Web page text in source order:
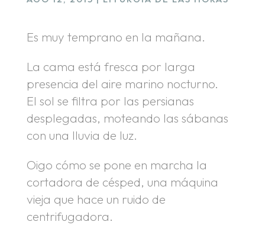
Es muy temprano en la mañana.
La cama está fresca por larga
presencia del aire marino nocturno.
El sol se filtra por las persianas
desplegadas, moteando las sábanas
con una lluvia de luz.
Oigo cómo se pone en marcha la
cortadora de césped, una máquina
vieja que hace un ruido de
centrifugadora.